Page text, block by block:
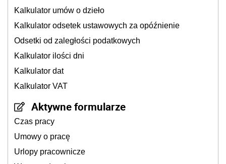
Kalkulator umów o dzieło
Kalkulator odsetek ustawowych za opóźnienie
Odsetki od zaległości podatkowych
Kalkulator ilości dni
Kalkulator dat
Kalkulator VAT
Aktywne formularze
Czas pracy
Umowy o pracę
Urlopy pracownicze